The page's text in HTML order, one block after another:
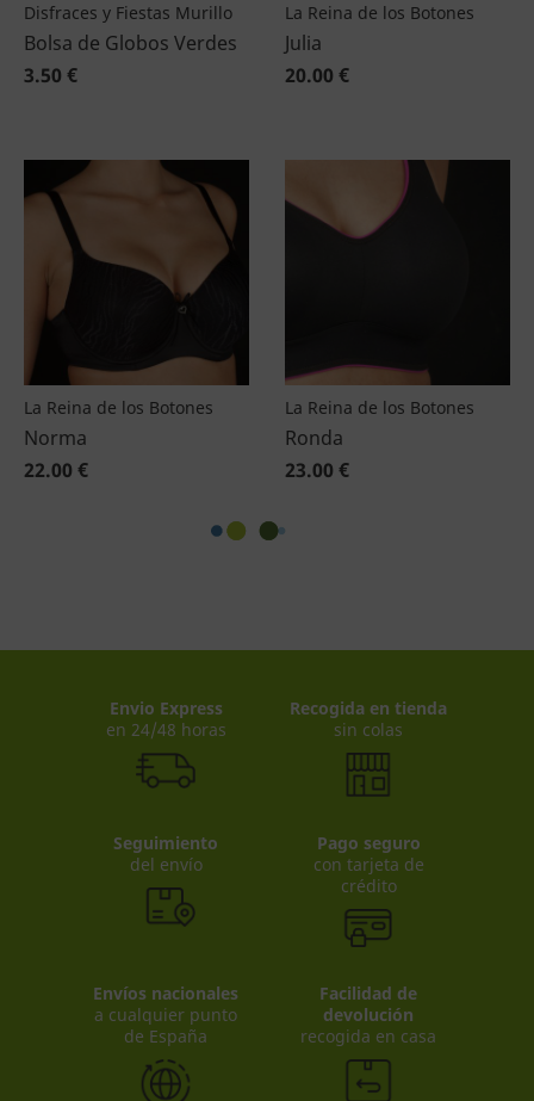
Disfraces y Fiestas Murillo
Bolsa de Globos Verdes
3.50 €
La Reina de los Botones
Julia
20.00 €
La Reina de los Botones
Norma
22.00 €
La Reina de los Botones
Ronda
23.00 €
Envio Express
en 24/48 horas
Recogida en tienda
sin colas
Seguimiento
del envío
Pago seguro
con tarjeta de
crédito
Envíos nacionales
a cualquier punto
de España
Facilidad de
devolución
recogida en casa